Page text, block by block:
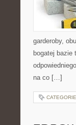
garderoby,
bogatej
na co […]